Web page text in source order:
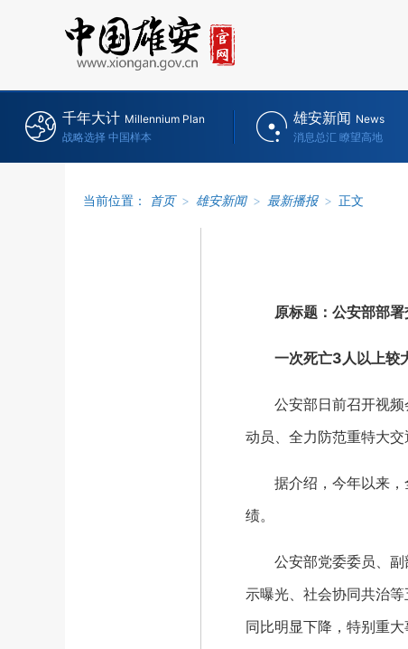
千年大计 Millennium Plan
战略选择 中国样本
雄安新闻 News
消息总汇 瞭望高地
当前位置： 首页 > 雄安新闻 > 最新播报 > 正文
原标题：公安部部
一次死亡3人以上较
公安部日前召开视频会
动员、全力防范重特大
据介绍，今年以来，
绩。
公安部党委委员、副
示曝光、社会协同共治
同比明显下降，特别重